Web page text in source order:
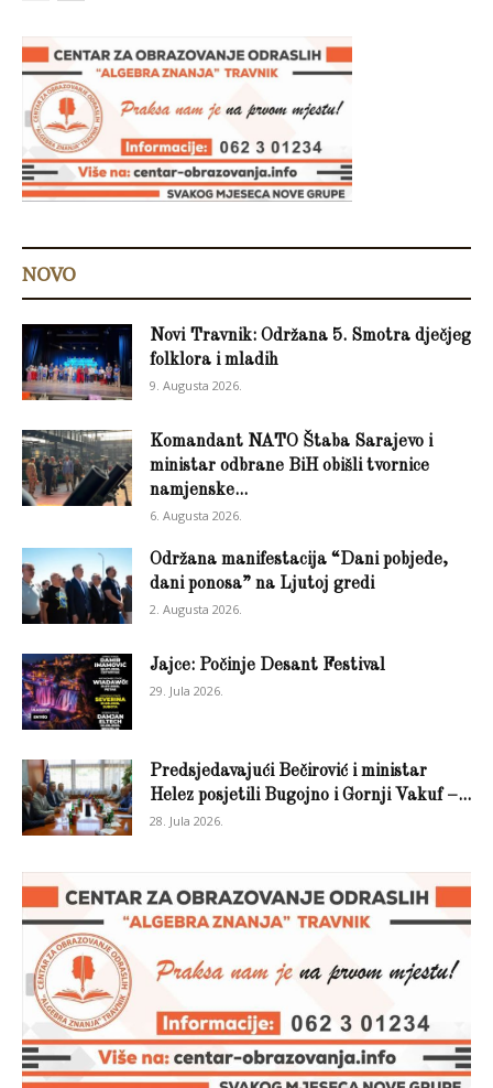
NOVO
Novi Travnik: Održana 5. Smotra dječjeg
folklora i mladih
9. Augusta 2026.
Komandant NATO Štaba Sarajevo i
ministar odbrane BiH obišli tvornice
namjenske...
6. Augusta 2026.
Održana manifestacija “Dani pobjede,
dani ponosa” na Ljutoj gredi
2. Augusta 2026.
Jajce: Počinje Desant Festival
29. Jula 2026.
Predsjedavajući Bečirović i ministar
Helez posjetili Bugojno i Gornji Vakuf –...
28. Jula 2026.